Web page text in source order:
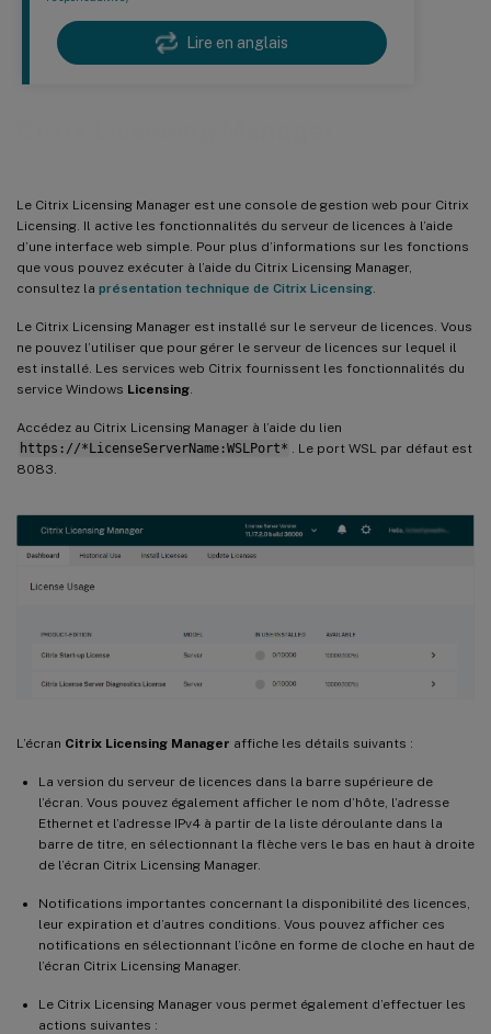
Lire en anglais
Le Citrix Licensing Manager est une console de gestion web pour Citrix
Licensing. Il active les fonctionnalités du serveur de licences à l’aide
d’une interface web simple. Pour plus d’informations sur les fonctions
que vous pouvez exécuter à l’aide du Citrix Licensing Manager,
consultez la présentation technique de Citrix Licensing
Le Citrix Licensing Manager est installé sur le serveur de licences. Vous
ne pouvez l’utiliser que pour gérer le serveur de licences sur lequel il
est installé. Les services web Citrix fournissent les fonctionnalités du
service Windows Licensing
Accédez au Citrix Licensing Manager à l’aide du lien
https://*LicenseServerName:WSLPort*
. Le port WSL par défaut est
8083.
L’écran Citrix Licensing Manager affiche les détails suivants :
La version du serveur de licences dans la barre supérieure de
l’écran. Vous pouvez également afficher le nom d’hôte, l’adresse
Ethernet et l’adresse IPv4 à partir de la liste déroulante dans la
barre de titre, en sélectionnant la flèche vers le bas en haut à droite
de l’écran Citrix Licensing Manager.
Notifications importantes concernant la disponibilité des licences,
leur expiration et d’autres conditions. Vous pouvez afficher ces
notifications en sélectionnant l’icône en forme de cloche en haut de
l’écran Citrix Licensing Manager.
Le Citrix Licensing Manager vous permet également d’effectuer les
actions suivantes :